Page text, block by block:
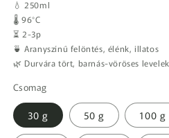
💧 250ml
🌡️ 96°C
⏳ 2-3p
🍵 Aranyszínű felöntés, élénk, illatos
🌿 Durvára tört, barnás-vöröses levelek
Csomag
30 g 50 g 100 g